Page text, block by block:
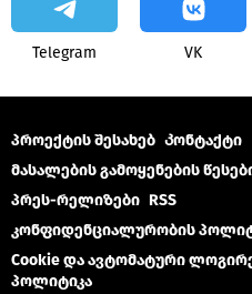
Telegram VK
პროექტის შესახებ Კონტაქტი
მასალების გამოყენების
პრეს-რელიზები RSS
კონფიდენციალურობის
Cookie და ავტომატური
პოლიტიკა